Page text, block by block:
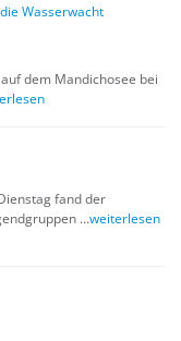
Wasserwacht
dem Mandichosee bei
fand der
…weiterlesen